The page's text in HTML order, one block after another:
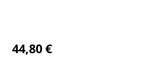
44,80 €